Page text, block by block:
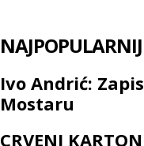
Ivo Andrić:
Mostaru
CRVENI